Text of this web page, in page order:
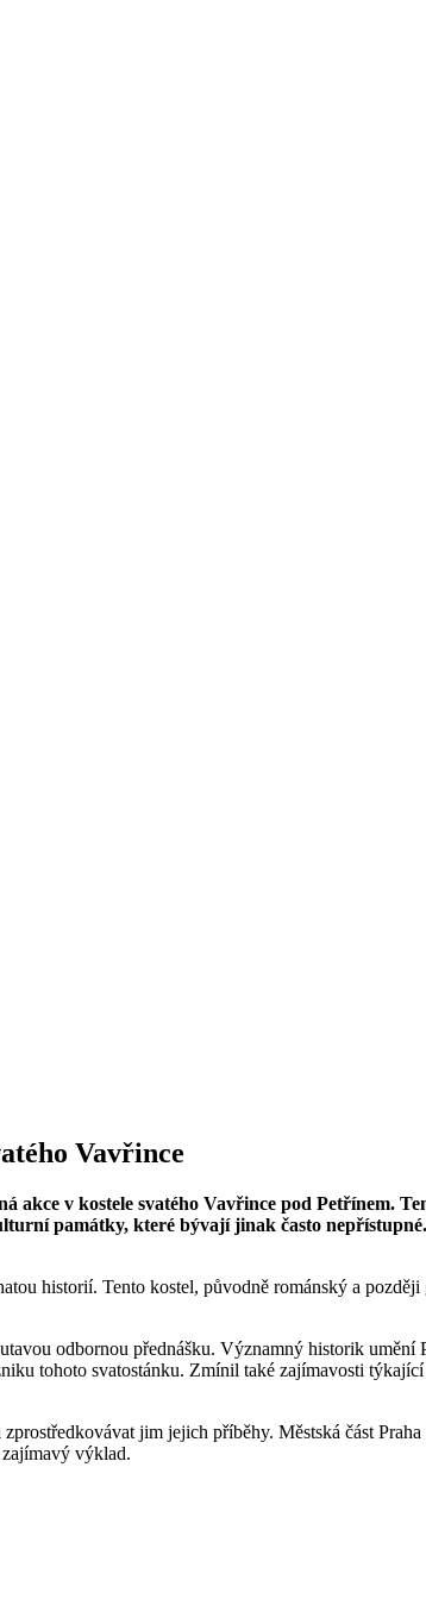
Vavřince
v kostele svatého Vavřince pod Petřínem.
památky, které bývají jinak často
historií. Tento kostel, původně románský a
odbornou přednášku. Významný historik umění
tohoto svatostánku. Zmínil také zajímavosti
jim jejich příběhy. Městská část
výklad.